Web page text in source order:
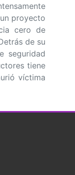
proyecto
cero de
de su
seguridad
tiene
víctima